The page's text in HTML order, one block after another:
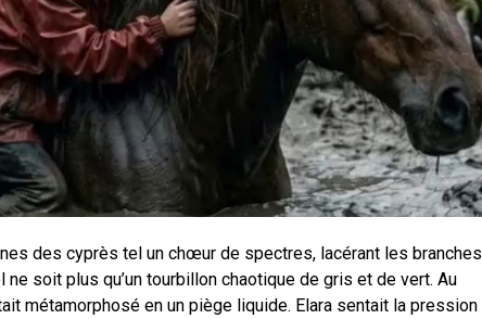
des cyprès tel un chœur de spectres, lacérant les branches
ne soit plus qu’un tourbillon chaotique de gris et de vert. Au
métamorphosé en un piège liquide. Elara sentait la pression